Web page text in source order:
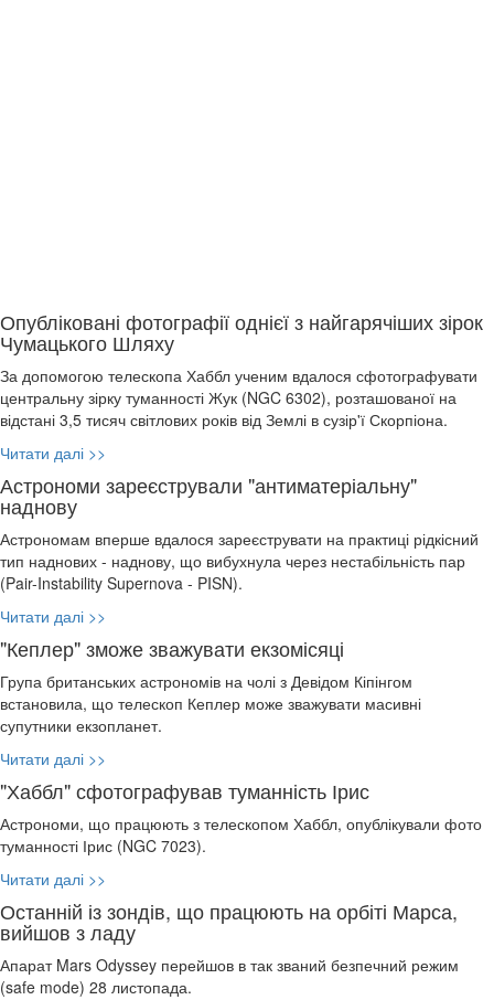
Опубліковані фотографії однієї з найгарячіших зірок
Чумацького Шляху
За допомогою телескопа Хаббл ученим вдалося сфотографувати
центральну зірку туманності Жук (NGC 6302), розташованої на
відстані 3,5 тисяч світлових років від Землі в сузір'ї Скорпіона.
Читати далі >>
Астрономи зареєстрували "антиматеріальну"
наднову
Астрономам вперше вдалося зареєструвати на практиці рідкісний
тип наднових - наднову, що вибухнула через нестабільність пар
(Pair-Instability Supernova - PISN).
Читати далі >>
"Кеплер" зможе зважувати екзомісяці
Група британських астрономів на чолі з Девідом Кіпінгом
встановила, що телескоп Кеплер може зважувати масивні
супутники екзопланет.
Читати далі >>
"Хаббл" сфотографував туманність Ірис
Астрономи, що працюють з телескопом Хаббл, опублікували фото
туманності Ірис (NGC 7023).
Читати далі >>
Останній із зондів, що працюють на орбіті Марса,
вийшов з ладу
Апарат Mars Odyssey перейшов в так званий безпечний режим
(safe mode) 28 листопада.